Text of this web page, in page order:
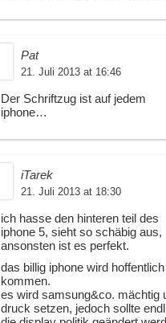
Pat
21. Juli 2013 at 16:46
Der Schriftzug ist auf jedem
iphone…
iTarek
21. Juli 2013 at 18:30
ich hasse den hinteren teil des
iphone 5, sieht so schäbig aus,
ansonsten ist es perfekt.
das billig iphone wird hoffentlich
kommen.
es wird samsung&co. mächtig
druck setzen, jedoch sollte